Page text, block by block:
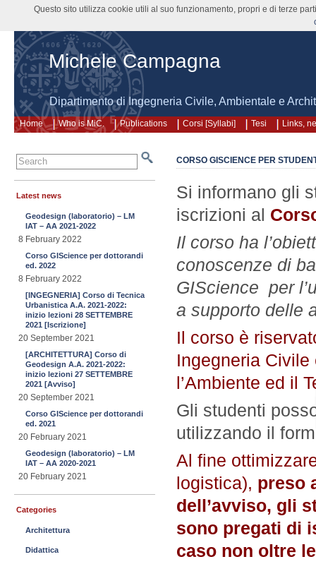
Michele Campagna
Dipartimento di Ingegneria Civile, Ambientale e
Home Who is MiC. Publications Corsi [Syllabi] Tesi Links,
CORSO GISCIENCE PER
Si informano gli
iscrizioni al
Il corso ha
conoscenze di
GIScience per
a supporto delle
Il corso è
Ingegneria
l’Ambiente ed il
Gli studenti
utilizzando il
Al fine
logistica), preso
dell’avviso, gli
sono pregati di
caso non oltre
Latest news
Geodesign (laboratorio) – LM
IAT – AA 2021-2022
8 February 2022
Corso GIScience per dottorandi
ed. 2022
8 February 2022
[INGEGNERIA] Corso di Tecnica
Urbanistica A.A. 2021-2022:
inizio lezioni 28 SETTEMBRE
2021 [Iscrizione]
20 September 2021
[ARCHITETTURA] Corso di
Geodesign A.A. 2021-2022:
inizio lezioni 27 SETTEMBRE
2021 [Avviso]
20 September 2021
Corso GIScience per dottorandi
ed. 2021
20 February 2021
Geodesign (laboratorio) – LM
IAT – AA 2020-2021
20 February 2021
Categories
Architettura
Didattica
Questo sito utilizza cookie utili al suo funzionamento, propri e di terze